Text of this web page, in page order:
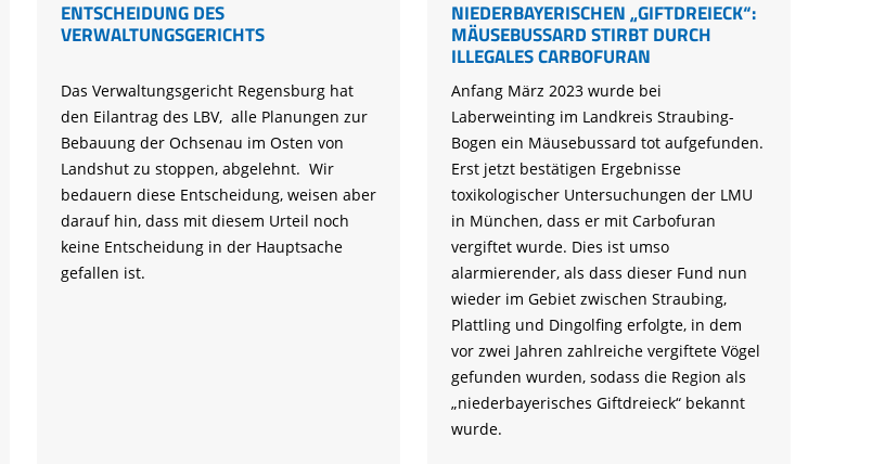
ENTSCHEIDUNG DES
VERWALTUNGSGERICHTS
Das Verwaltungsgericht Regensburg hat
den Eilantrag des LBV, alle Planungen zur
Bebauung der Ochsenau im Osten von
Landshut zu stoppen, abgelehnt. Wir
bedauern diese Entscheidung, weisen aber
darauf hin, dass mit diesem Urteil noch
keine Entscheidung in der Hauptsache
gefallen ist.
NIEDERBAYERISCHEN „GIFTDREIECK“:
MÄUSEBUSSARD STIRBT DURCH
ILLEGALES CARBOFURAN
Anfang März 2023 wurde bei
Laberweinting im Landkreis Straubing-
Bogen ein Mäusebussard tot aufgefunden.
Erst jetzt bestätigen Ergebnisse
toxikologischer Untersuchungen der LMU
in München, dass er mit Carbofuran
vergiftet wurde. Dies ist umso
alarmierender, als dass dieser Fund nun
wieder im Gebiet zwischen Straubing,
Plattling und Dingolfing erfolgte, in dem
vor zwei Jahren zahlreiche vergiftete Vögel
gefunden wurden, sodass die Region als
„niederbayerisches Giftdreieck“ bekannt
wurde.